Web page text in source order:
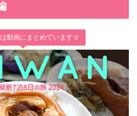
動画にまとめています☺